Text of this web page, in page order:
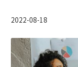
2022-08-18